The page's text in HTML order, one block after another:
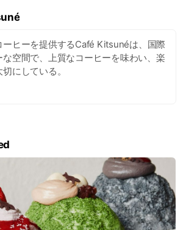
ーヒーを提供するCafé Kitsunéは、国際
空間で、上質なコーヒーを味わい、楽
にしている。
山に一号店をオープンして以来、パリ、
ちた「Art de Vivre(暮らしの芸術)」を